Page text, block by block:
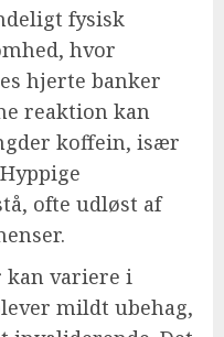
fysisk
hvor
hjerte banker
reaktion kan
koffein, især
ofte udløst af
kan variere i
mildt ubehag,